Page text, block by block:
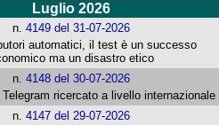
Luglio 2026
n.4149 del 31-07-2026
automatici, il test è un successo
ma un disastro etico
n.4148 del 30-07-2026
Telegram ricercato a livello internazionale
n.4147 del 29-07-2026